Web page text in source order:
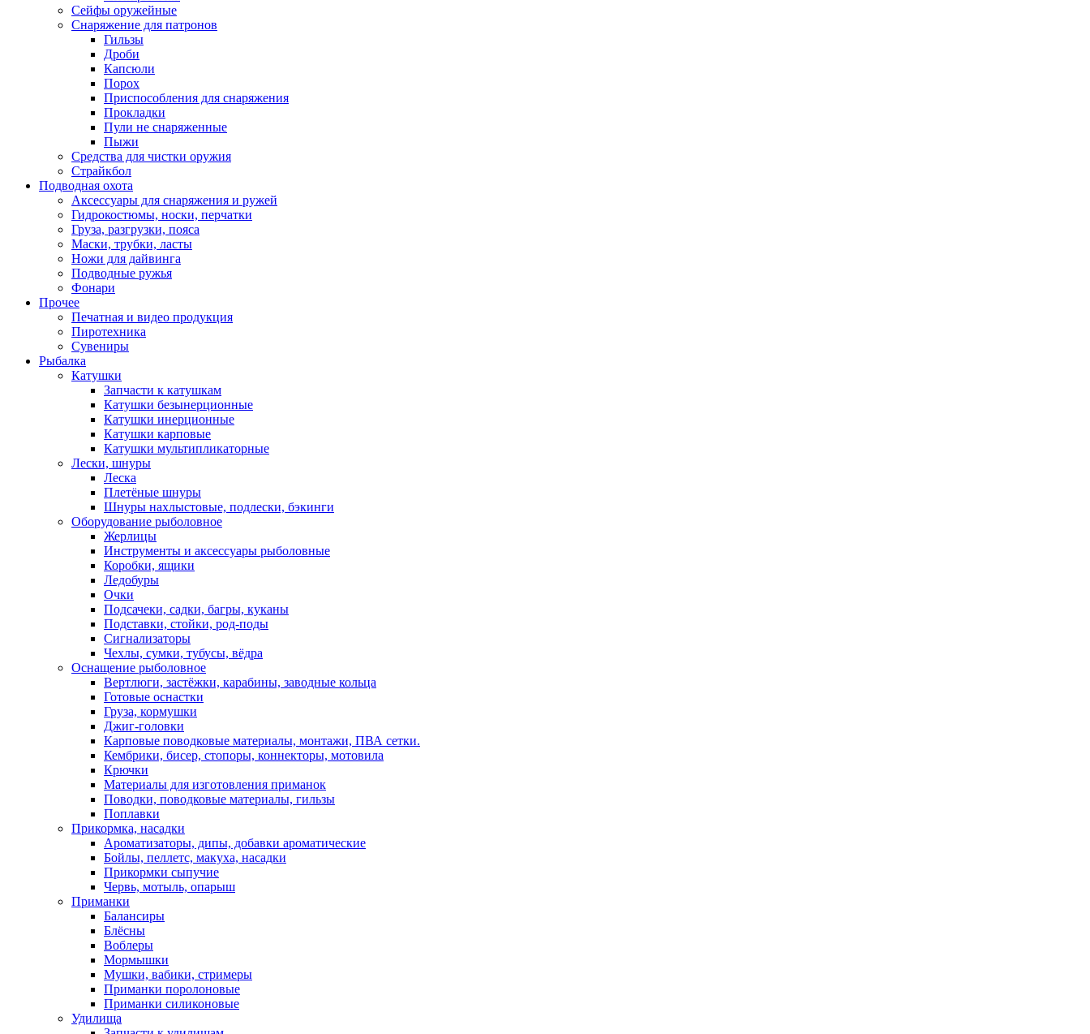
Сейфы оружейные
Снаряжение для патронов
Гильзы
Дроби
Капсюли
Порох
Приспособления для снаряжения
Прокладки
Пули не снаряженные
Пыжи
Средства для чистки оружия
Страйкбол
Подводная охота
Аксессуары для снаряжения и ружей
Гидрокостюмы, носки, перчатки
Груза, разгрузки, пояса
Маски, трубки, ласты
Ножи для дайвинга
Подводные ружья
Фонари
Прочее
Печатная и видео продукция
Пиротехника
Сувениры
Рыбалка
Катушки
Запчасти к катушкам
Катушки безынерционные
Катушки инерционные
Катушки карповые
Катушки мультипликаторные
Лески, шнуры
Леска
Плетёные шнуры
Шнуры нахлыстовые, подлески, бэкинги
Оборудование рыболовное
Жерлицы
Инструменты и аксессуары рыболовные
Коробки, ящики
Ледобуры
Очки
Подсачеки, садки, багры, куканы
Подставки, стойки, род-поды
Сигнализаторы
Чехлы, сумки, тубусы, вёдра
Оснащение рыболовное
Вертлюги, застёжки, карабины, заводные кольца
Готовые оснастки
Груза, кормушки
Джиг-головки
Карповые поводковые материалы, монтажи, ПВА сетки.
Кембрики, бисер, стопоры, коннекторы, мотовила
Крючки
Материалы для изготовления приманок
Поводки, поводковые материалы, гильзы
Поплавки
Прикормка, насадки
Ароматизаторы, дипы, добавки ароматические
Бойлы, пеллетс, макуха, насадки
Прикормки сыпучие
Червь, мотыль, опарыш
Приманки
Балансиры
Блёсны
Воблеры
Мормышки
Мушки, вабики, стримеры
Приманки поролоновые
Приманки силиконовые
Удилища